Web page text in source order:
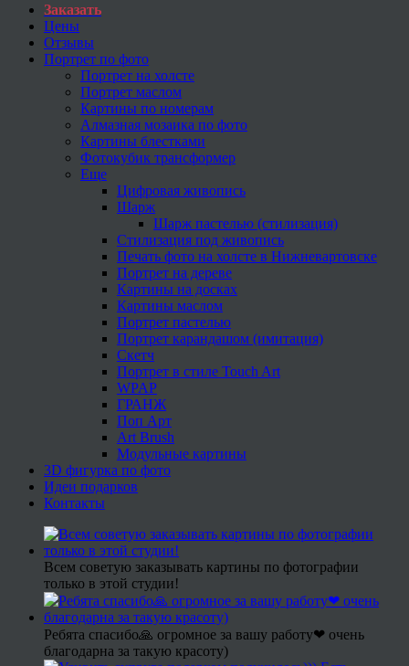
Заказать
Цены
Отзывы
Портрет по фото
Портрет на холсте
Портрет маслом
Картины по номерам
Алмазная мозаика по фото
Картины блестками
Фотокубик трансформер
Еще
Цифровая живопись
Шарж
Шарж пастелью (стилизация)
Стилизация под живопись
Печать фото на холсте в Нижневартовске
Портрет на дереве
Картины на досках
Картины маслом
Портрет пастелью
Портрет карандашом (имитация)
Скетч
Портрет в стиле Touch Art
WPAP
ГРАНЖ
Поп Арт
Art Brush
Модульные картины
3D фигурка по фото
Идеи подарков
Контакты
Всем советую заказывать картины по фотографии
только в этой студии!
Ребята спасибо🙏 огромное за вашу работу❤ очень
благодарна за такую красоту)